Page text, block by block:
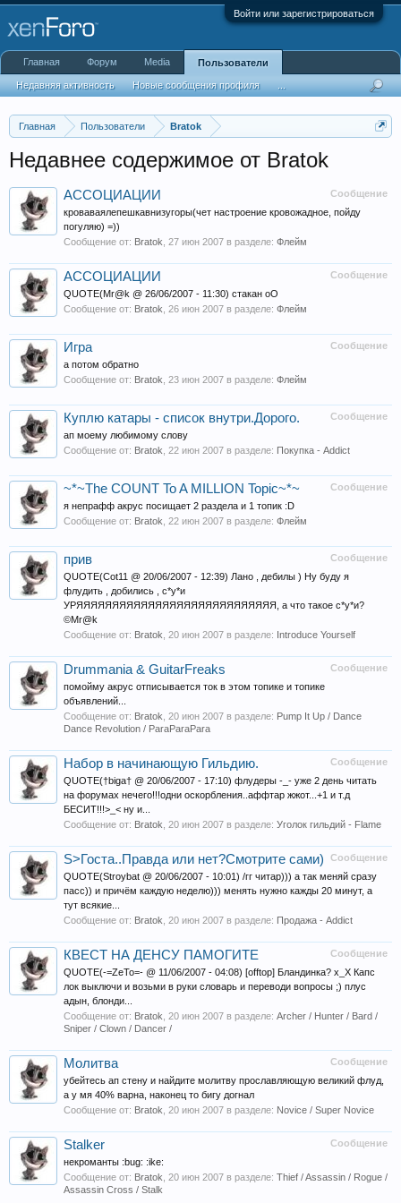
Войти или зарегистрироваться
Главная Пользователи Bratok
Недавнее содержимое от Bratok
Сообщение
АССОЦИАЦИИ
кроваваялепешкавнизугоры(чет настроение кровожадное, пойду
погуляю) =))
Сообщение от: Bratok 27 июн 2007 в разделе: Флейм
Сообщение
АССОЦИАЦИИ
QUOTE(Mr@k @ 26/06/2007 - 11:30) стакан оО
Сообщение от: Bratok 26 июн 2007 в разделе: Флейм
Сообщение
Игра
а потом обратно
Сообщение от: Bratok 23 июн 2007 в разделе: Флейм
Сообщение
Куплю катары - список внутри.Дорого.
ап моему любимому слову
Сообщение от: Bratok 22 июн 2007 в разделе: Покупка - Addict
Сообщение
~*~The COUNT To A MILLION Topic~*~
я непрафф акрус посищает 2 раздела и 1 топик :D
Сообщение от: Bratok 22 июн 2007 в разделе: Флейм
Сообщение
прив
QUOTE(Cot11 @ 20/06/2007 - 12:39) Лано , дебилы ) Ну буду я
флудить , добились , с*у*и
УРЯЯЯЯЯЯЯЯЯЯЯЯЯЯЯЯЯЯЯЯЯЯЯЯЯЯЯЯ, а что такое с*у*и?
©Mr@k
Сообщение от: Bratok 20 июн 2007 в разделе: Introduce Yourself
Сообщение
Drummania & GuitarFreaks
помойму акрус отписывается ток в этом топике и топике
объявлений...
Сообщение от: Bratok 20 июн 2007 в разделе: Pump It Up / Dance
Dance Revolution / ParaParaPara
Сообщение
Набор в начинающую Гильдию.
QUOTE(†biga† @ 20/06/2007 - 17:10) флудеры -_- уже 2 день читать
на форумах нечего!!!одни оскорбления..аффтар жжот...+1 и т.д
БЕСИТ!!!>_< ну и...
Сообщение от: Bratok 20 июн 2007 в разделе: Уголок гильдий - Flame
Сообщение
S>Госта..Правда или нет?Смотрите сами)
QUOTE(Stroybat @ 20/06/2007 - 10:01) /гг читар))) а так меняй сразу
пасс)) и причём каждую неделю))) менять нужно кажды 20 минут, а
тут всякие...
Сообщение от: Bratok 20 июн 2007 в разделе: Продажа - Addict
Сообщение
КВЕСТ НА ДЕНСУ ПАМОГИТЕ
QUOTE(-=ZeTo=- @ 11/06/2007 - 04:08) [offtop] Бландинка? х_Х Капс
лок выключи и возьми в руки словарь и переводи вопросы ;) плус
адын, блонди...
Сообщение от: Bratok 20 июн 2007 в разделе: Archer / Hunter / Bard /
Sniper / Clown / Dancer /
Сообщение
Молитва
убейтесь ап стену и найдите молитву прославляющую великий флуд,
а у мя 40% варна, наконец то бигу догнал
Сообщение от: Bratok 20 июн 2007 в разделе: Novice / Super Novice
Сообщение
Stalker
некроманты :bug: :ike:
Сообщение от: Bratok 20 июн 2007 в разделе: Thief / Assassin / Rogue /
Assassin Cross / Stalk
Главная Форум Media Пользователи
Недавняя активность Новые сообщения профиля